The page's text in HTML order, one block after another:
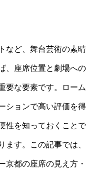
など、舞台芸術の素晴
、座席位置と劇場への
要な要素です。ローム
ションで高い評価を得
性を知っておくことで
ます。この記事では、
京都の座席の見え方・